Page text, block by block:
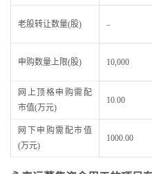
老股转让数量(股) –
申购数量上限(股) 10,000
网上顶格申购需配
市值(万元)
10.00
网下申购需配市值
(万元)
1000.00